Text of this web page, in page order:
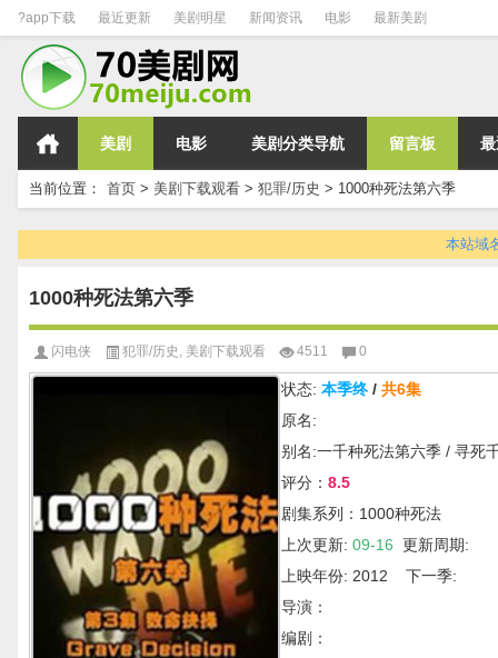
?app下载 最近更新 美剧明星 新闻资讯 电影 最新美剧
美剧 电影 美剧分类导航 留言板
当前位置： 首页 > 美剧下载观看 > 犯罪/历史 > 1000种死法第六季
本站域
1000种死法第六季
闪电侠 犯罪/历史 美剧下载观看 4511 0
状态: 本季终/ 共6集
原名:
别名:一千种死法第六季 / 寻死
评分： 8.5
剧集系列：1000种死法
上次更新: 09-16 更新周期:
上映年份: 2012 下一季:
导演：
编剧：